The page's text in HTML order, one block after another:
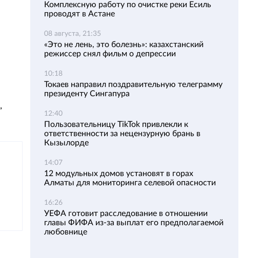
,
Комплексную работу по очистке реки Есиль
проводят в Астане
08 августа, 21:35
«Это не лень, это болезнь»: казахстанский
режиссер снял фильм о депрессии
10:18
Токаев направил поздравительную телеграмму
президенту Сингапура
12:40
Пользовательницу TikTok привлекли к
ответственности за нецензурную брань в
Кызылорде
14:07
12 модульных домов установят в горах
Алматы для мониторинга селевой опасности
16:26
УЕФА готовит расследование в отношении
главы ФИФА из-за выплат его предполагаемой
любовнице